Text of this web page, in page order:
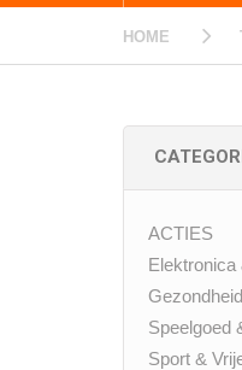
HOME
ACTIES
Elektronica
Speelgoed
Sport &